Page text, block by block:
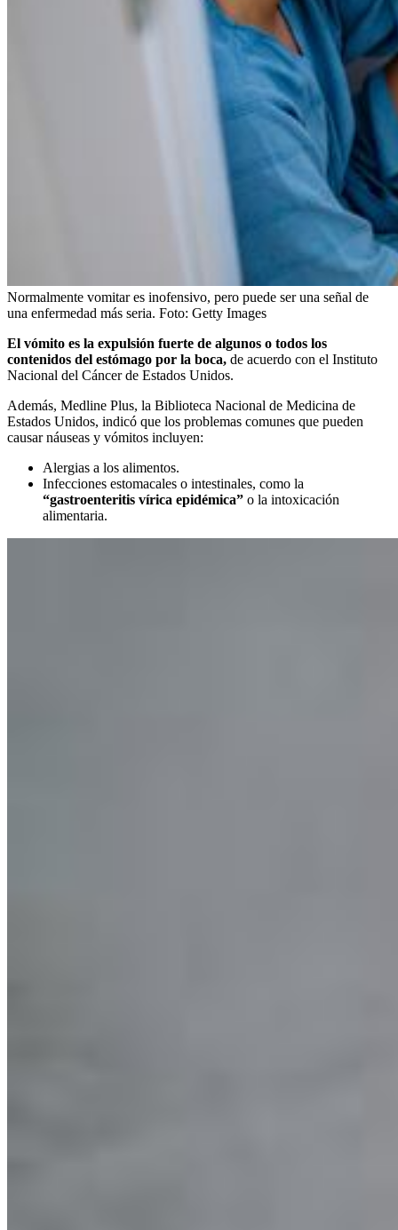
Normalmente vomitar es inofensivo, pero puede ser una señal de
una enfermedad más seria. Foto: Getty Images
El vómito es la expulsión fuerte de algunos o todos los
contenidos del estómago por la boca, de acuerdo con el Instituto
Nacional del Cáncer de Estados Unidos.
Además, Medline Plus, la Biblioteca Nacional de Medicina de
Estados Unidos, indicó que los problemas comunes que pueden
causar náuseas y vómitos incluyen:
Alergias a los alimentos.
Infecciones estomacales o intestinales, como la
“gastroenteritis vírica epidémica” o la intoxicación
alimentaria.